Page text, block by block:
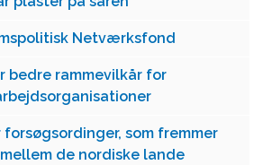
Netværksfond
bedre rammevilkår for
forsøgsordinger, som fremmer
de nordiske lande